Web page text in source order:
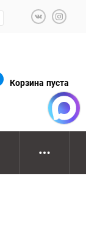
Корзина пуста